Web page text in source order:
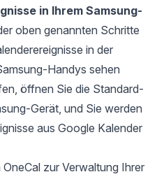
in Ihrem Samsung-
oben genannten Schritte
in der
Handys sehen
öffnen Sie die Standard-
Gerät, und Sie werden
aus Google Kalender
zur Verwaltung Ihrer